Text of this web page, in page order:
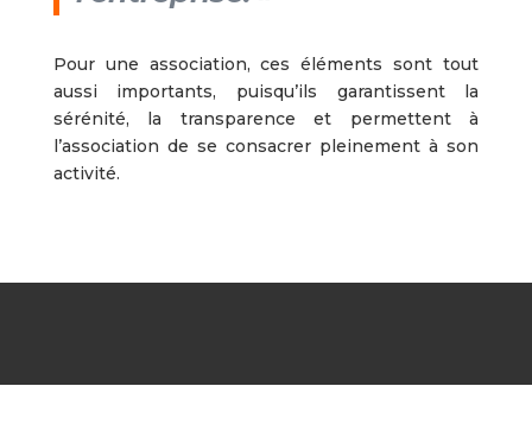
Pour une association, ces éléments sont tout
aussi importants, puisqu’ils garantissent la
sérénité, la transparence et permettent à
l’association de se consacrer pleinement à son
activité.